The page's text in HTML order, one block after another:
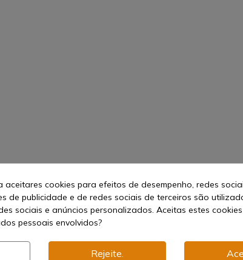
aceitares cookies para efeitos de desempenho, redes
de publicidade e de redes sociais de terceiros são
sociais e anúncios personalizados. Aceitas estes
pessoais envolvidos?
Rejeite.